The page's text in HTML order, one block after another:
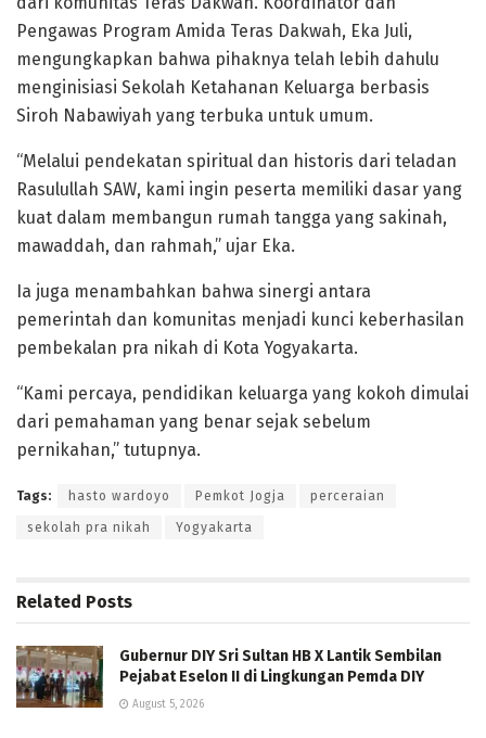
Pengawas Program Amida Teras Dakwah, Eka Juli,
mengungkapkan bahwa pihaknya telah lebih dahulu
menginisiasi Sekolah Ketahanan Keluarga berbasis
Siroh Nabawiyah yang terbuka untuk umum.
“Melalui pendekatan spiritual dan historis dari teladan
Rasulullah SAW, kami ingin peserta memiliki dasar yang
kuat dalam membangun rumah tangga yang sakinah,
mawaddah, dan rahmah,” ujar Eka.
Ia juga menambahkan bahwa sinergi antara
pemerintah dan komunitas menjadi kunci keberhasilan
pembekalan pra nikah di Kota Yogyakarta.
“Kami percaya, pendidikan keluarga yang kokoh dimulai
dari pemahaman yang benar sejak sebelum
pernikahan,” tutupnya.
Tags: hasto wardoyo Pemkot Jogja perceraian
sekolah pra nikah Yogyakarta
Related Posts
Gubernur DIY Sri Sultan HB X Lantik Sembilan
Pejabat Eselon II di Lingkungan Pemda DIY
August 5, 2026